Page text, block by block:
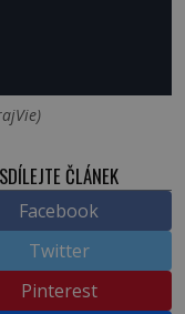
SDÍLEJTE ČLÁNEK
Facebook
Twitter
Pinterest